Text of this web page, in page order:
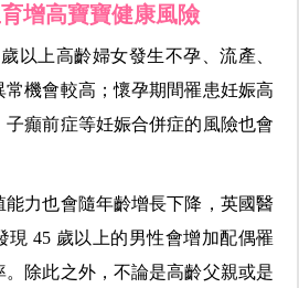
增高寶寶健康風險
以上高齡婦女發生不孕、流產、
機會較高；懷孕期間罹患妊娠高
子癲前症等妊娠合併症的風險也會
能力也會隨年齡增長下降，英國醫
現 45 歲以上的男性會增加配偶罹
。除此之外，不論是高齡父親或是